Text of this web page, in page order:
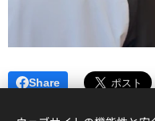
Share